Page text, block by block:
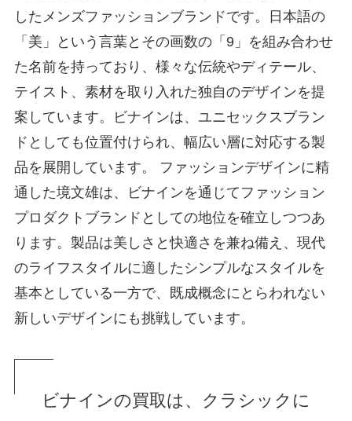
したメンズファッションブランドです。日本語の
「美」という言葉とその画数の「9」を組み合わせ
た名前を持っており、様々な伝統やディテール、
テイスト、素材を取り入れた独自のデザインを提
案しています。ビナインは、ユニセックスブラン
ドとしても位置付けられ、幅広い層に対応する製
品を展開しています。 ファッションデザインに精
通した境文雄は、ビナインを通じてファッション
プロダクトブランドとしての地位を確立しつつあ
ります。製品は美しさと快適さを兼ね備え、現代
のライフスタイルに適したシンプルなスタイルを
基本としている一方で、既成概念にとらわれない
新しいデザインにも挑戦しています。
ビナインの買取は、クラシックに